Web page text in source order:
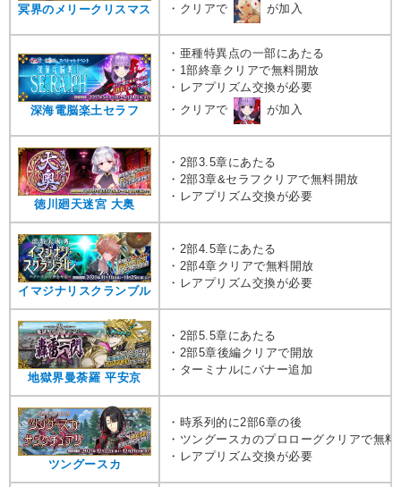
冥界のメリークリスマス
・クリアで
が加入
深海電脳楽土セラフ
・亜種特異点の一部にあたる
・1部終章クリアで無料開放
・レアプリズム交換が必要
・クリアで
が加入
徳川廻天迷宮 大奥
・2部3.5章にあたる
・2部3章&セラフクリアで無料開放
・レアプリズム交換が必要
イマジナリスクランブル
・2部4.5章にあたる
・2部4章クリアで無料開放
・レアプリズム交換が必要
地獄界曼荼羅 平安京
・2部5.5章にあたる
・2部5章後編クリアで開放
・ターミナルにバナー追加
ツングースカ
・時系列的に2部6章の後
・ツングースカのプロローグクリアで無料
・レアプリズム交換が必要